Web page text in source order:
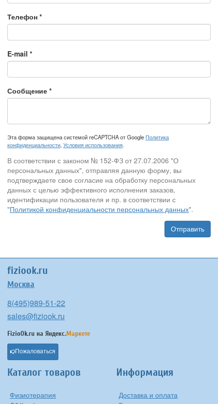
Телефон *
E-mail *
Сообщение *
Эта форма защищена системой reCAPTCHA от Google Политика
конфиденциальности, Условия использования.
В соответствии с законом № 152-ФЗ от 27.07.2006 "О
персональных данных", отправляя данную форму, вы
подтверждаете свое согласие на обработку персональных
данных с целью эффективного исполнения заказов,
идентификации пользователя и пр. в соответствии с
"Политикой конфиденциальности персональных данных".
Отправить
fiziook.ru
Москва
8(495)989-51-22
sales@fiziook.ru
FizioOk.ru на Яндекс.Маркете
Пожаловаться
Каталог товаров
Физиотерапия
Информация
Доставка и оплата